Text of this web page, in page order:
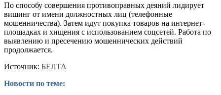
По способу совершения противоправных деяний лидирует
вишинг от имени должностных лиц (телефонные
мошенничества). Затем идут покупка товаров на интернет-
площадках и хищения с использованием соцсетей. Работа по
выявлению и пресечению мошеннических действий
продолжается.
Источник: БЕЛТА
Новости по теме: